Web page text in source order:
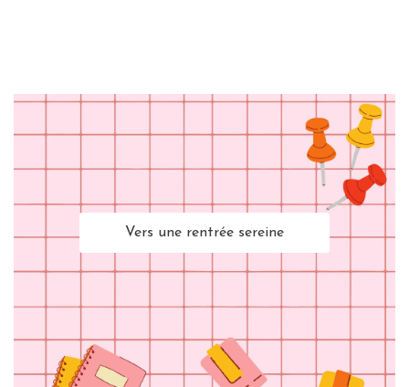
Vers une rentrée sereine